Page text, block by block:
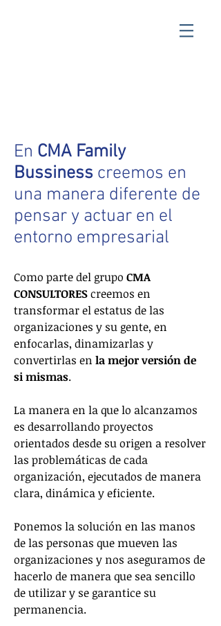
En CMA Family
Bussiness creemos en
una manera diferente de
pensar y actuar en el
entorno empresarial
Como parte del grupo CMA
CONSULTOREScreemos en
transformar el estatus de las
organizaciones y su gente, en
enfocarlas, dinamizarlas y
convertirlas en la mejor versión de
si mismas.
La manera en la que lo alcanzamos
es desarrollando proyectos
orientados desde su origen a resolver
las problemáticas de cada
organización, ejecutados de manera
clara, dinámica y eficiente.
Ponemos la solución en las manos
de las personas que mueven las
organizaciones y nos aseguramos de
hacerlo de manera que sea sencillo
de utilizar y se garantice su
permanencia.